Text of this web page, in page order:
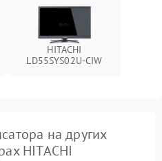
HITACHI
LD55SYS02U-CIW
на других
HITACHI